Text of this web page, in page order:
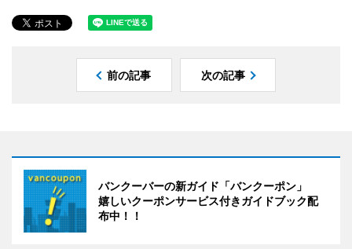
前の記事 次の記事
バンクーバーの新ガイド「バンクーポン」
嬉しいクーポンサービス付きガイドブック配
布中！！